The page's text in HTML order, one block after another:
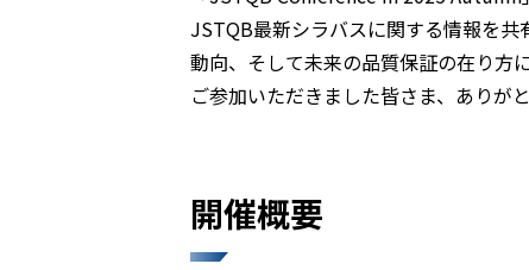
JSTQB最新シラバスに関する情報を
動向、そして未来の品質保証の在り方
ご参加いただきました皆さま、ありが
開催概要